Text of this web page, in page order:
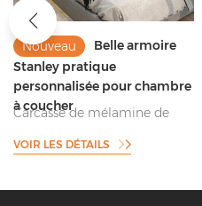
Nouveau
Belle armoire
Stanley pratique
personnalisée pour chambre
à coucher
Carcasse de mélamine de
Chine avec l'armoire
foncé
VOIR LES DÉTAILS